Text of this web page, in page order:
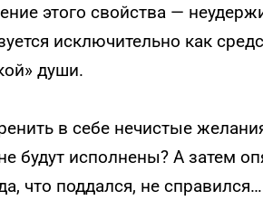
этого свойства —
исключительно как
души.
в себе нечистые
будут исполнены? А затем
что поддался, не